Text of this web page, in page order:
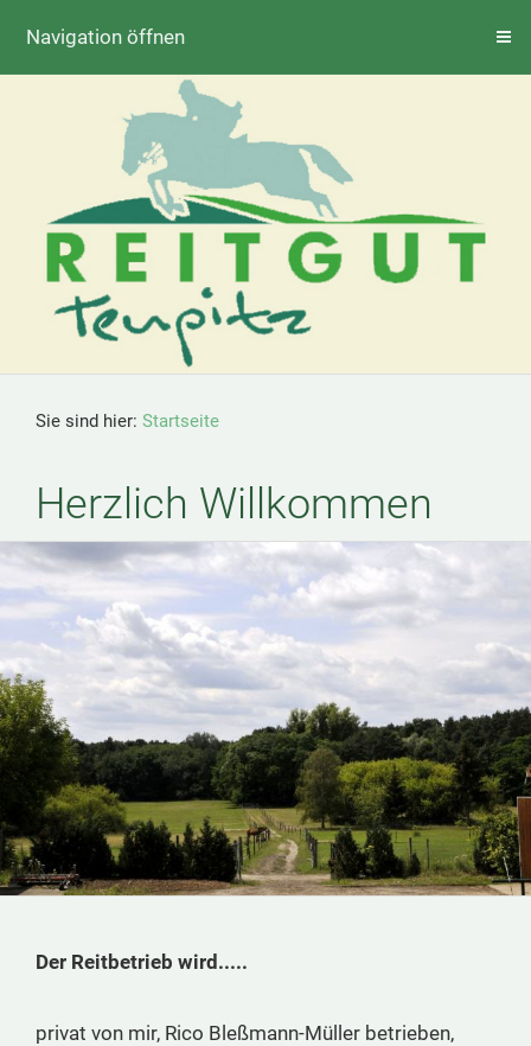
Navigation öffnen
Sie sind hier: Startseite
Herzlich Willkommen
Der Reitbetrieb wird.....
privat von mir, Rico Bleßmann-Müller betrieben,